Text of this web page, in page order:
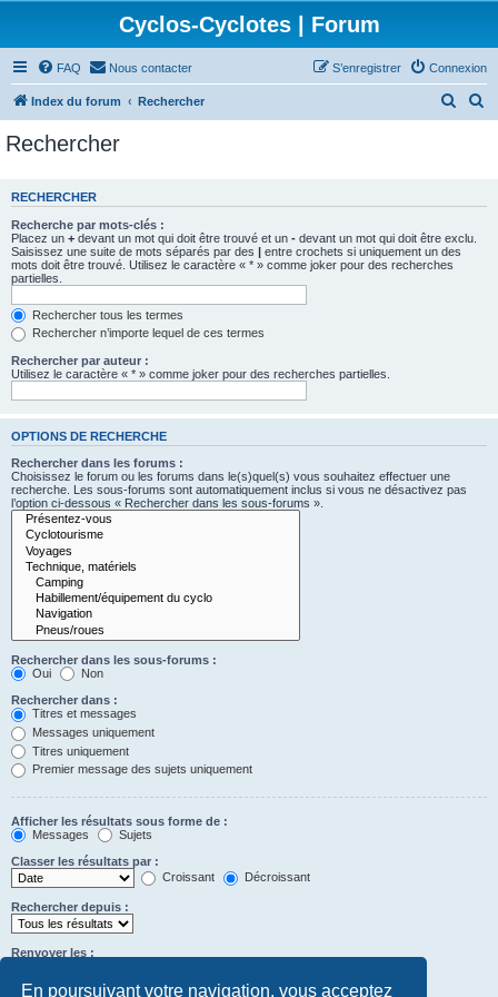
En poursuivant votre navigation, vous acceptez
Cyclos-Cyclotes | Forum
FAQ Nous contacter Connexion
S’enregistrer
Index du forum Rechercher
e
e
r
c
Rechercher
RECHERCHER
Recherche par mots-clés :
Placez un + devant un mot qui doit être trouvé et un - devant un mot qui doit être exclu.
Saisissez une suite de mots séparés par des | entre crochets si uniquement un des
mots doit être trouvé. Utilisez le caractère « * » comme joker pour des recherches
partielles.
Rechercher tous les termes
Rechercher n’importe lequel de ces termes
Rechercher par auteur :
Utilisez le caractère « * » comme joker pour des recherches partielles.
OPTIONS DE RECHERCHE
Rechercher dans les forums :
Choisissez le forum ou les forums dans le(s)quel(s) vous souhaitez effectuer une
recherche. Les sous-forums sont automatiquement inclus si vous ne désactivez pas
l’option ci-dessous « Rechercher dans les sous-forums ».
Rechercher dans les sous-forums :
Oui
Non
Rechercher dans :
Titres et messages
Messages uniquement
Titres uniquement
Premier message des sujets uniquement
Afficher les résultats sous forme de :
Messages
Sujets
Classer les résultats par :
Croissant
Décroissant
Rechercher depuis :
Renvoyer les :